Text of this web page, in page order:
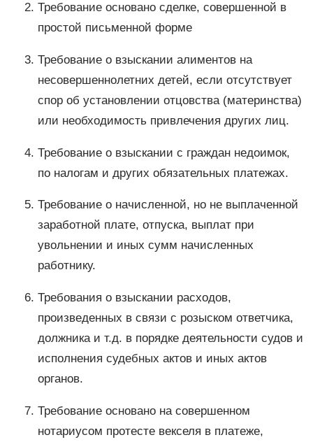
Требование основано сделке, совершенной в
простой письменной форме
Требование о взыскании алиментов на
несовершеннолетних детей, если отсутствует
спор об установлении отцовства (материнства)
или необходимость привлечения других лиц.
Требование о взыскании с граждан недоимок,
по налогам и других обязательных платежах.
Требование о начисленной, но не выплаченной
заработной плате, отпуска, выплат при
увольнении и иных сумм начисленных
работнику.
Требования о взыскании расходов,
произведенных в связи с розыском ответчика,
должника и т.д. в порядке деятельности судов и
исполнения судебных актов и иных актов
органов.
Требование основано на совершенном
нотариусом протесте векселя в платеже,